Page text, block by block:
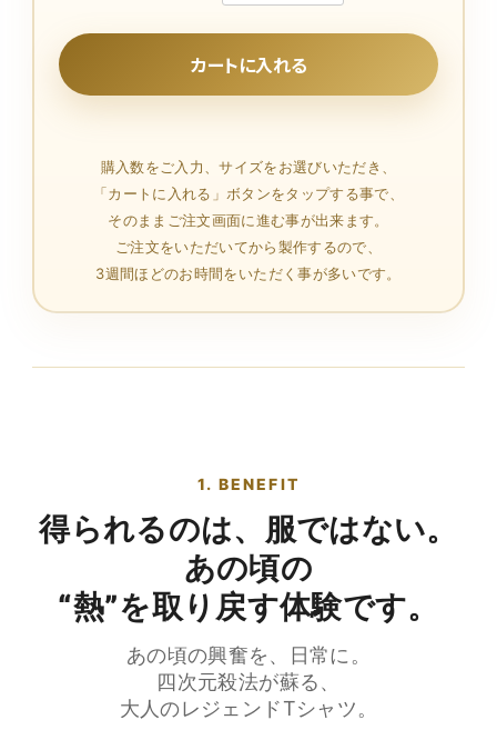
購入数をご入力、サイズをお選びいただき、
「カートに入れる」ボタンをタップする事で、
そのままご注文画面に進む事が出来ます。
ご注文をいただいてから製作するので、
3週間ほどのお時間をいただく事が多いです。
1. BENEFIT
得られるのは、服ではない。
あの頃の
“熱”を取り戻す体験です。
あの頃の興奮を、日常に。
四次元殺法が蘇る、
大人のレジェンドTシャツ。